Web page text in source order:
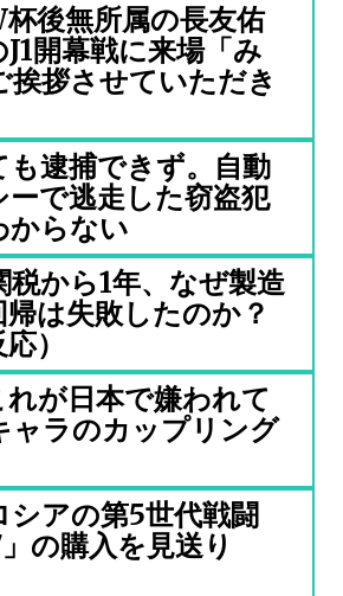
杯後無所属の長友佑
開幕戦に来場「み
挨拶させていただき
も逮捕できず。自動
で逃走した窃盗犯
からない
税から1年、なぜ製造
は失敗したのか？
）
が日本で嫌われて
ャラのカップリング
シアの第5世代戦闘
の購入を見送り